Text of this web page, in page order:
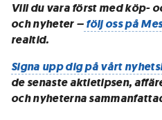
Vill du vara först med köp-
och nyheter –följ oss på
realtid.
Signa upp dig på vårt
de senaste aktietipsen,
och nyheterna